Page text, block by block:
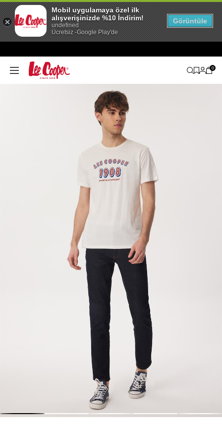
0
Mobil uygulamaya özel ilk
alışverişinizde %10 İndirim!
undefined
Ücretsiz -Google Play'de
Görüntüle